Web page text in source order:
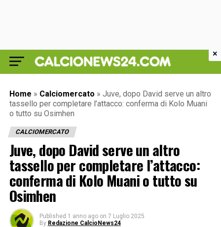
Home » Calciomercato » Juve, dopo David serve un altro
tassello per completare l’attacco: conferma di Kolo Muani
o tutto su Osimhen
CALCIOMERCATO
Juve, dopo David serve un altro
tassello per completare l’attacco:
conferma di Kolo Muani o tutto su
Osimhen
Published 1 anno ago on 7 Luglio 2025
By Redazione CalcioNews24
×